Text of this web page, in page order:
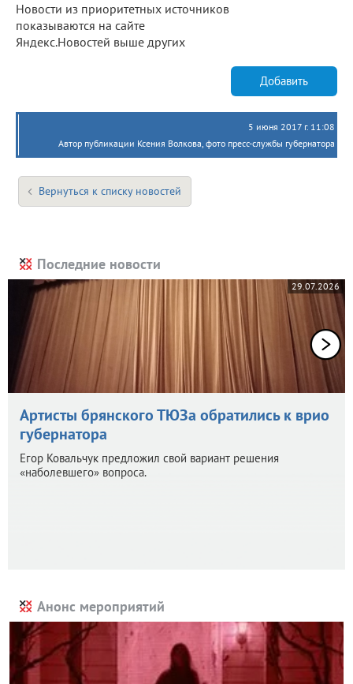
Новости из приоритетных источников
показываются на сайте
Яндекс.Новостей выше других
Добавить
5 июня 2017 г. 11:08
Автор публикации Ксения Волкова, фото пресс-службы губернатора
Вернуться к списку новостей
Последние новости
29.07.2026
Артисты брянского ТЮЗа обратились к врио
губернатора
Егор Ковальчук предложил свой вариант решения
«наболевшего» вопроса.
Анонс мероприятий